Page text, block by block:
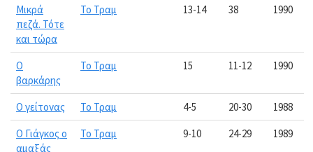
Μικρά
πεζά. Τότε
και τώρα
Το Τραμ 13-14 38 1990
Ο
βαρκάρης
Το Τραμ 15 11-12 1990
Ο γείτονας Το Τραμ 4-5 20-30
1988
Ο Γιάγκος ο
αμαξάς
Το Τραμ 9-10 24-29 1989